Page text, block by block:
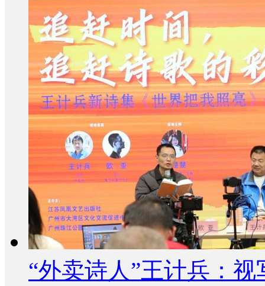
“外卖诗人”王计兵：